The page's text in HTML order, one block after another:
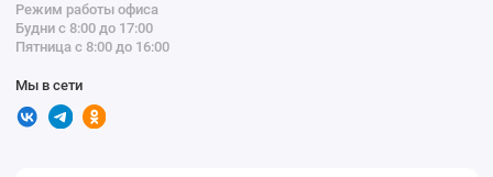
Режим работы офиса
Будни с 8:00 до 17:00
Пятница с 8:00 до 16:00
Мы в сети